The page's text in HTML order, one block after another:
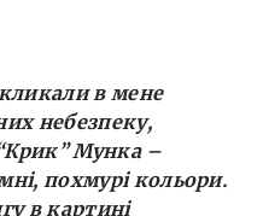
в мене
небезпеку,
Мунка –
похмурі кольори.
в картині